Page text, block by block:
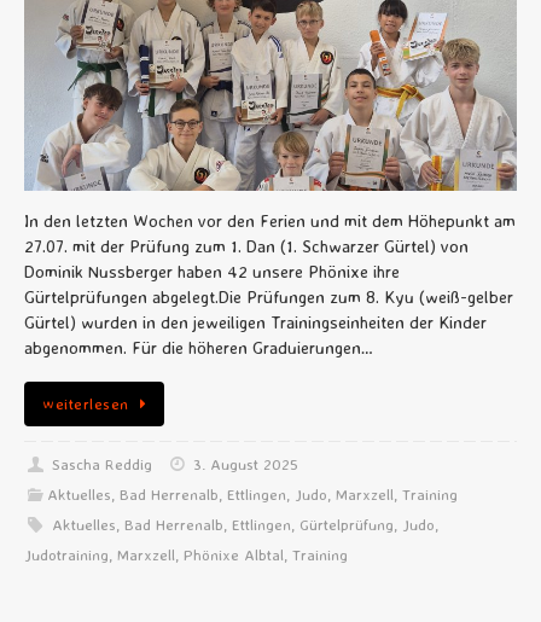
In den letzten Wochen vor den Ferien und mit dem Höhepunkt am
27.07. mit der Prüfung zum 1. Dan (1. Schwarzer Gürtel) von
Dominik Nussberger haben 42 unsere Phönixe ihre
Gürtelprüfungen abgelegt.Die Prüfungen zum 8. Kyu (weiß-gelber
Gürtel) wurden in den jeweiligen Trainingseinheiten der Kinder
abgenommen. Für die höheren Graduierungen…
weiterlesen
Sascha Reddig
3. August 2025
Aktuelles Bad Herrenalb Ettlingen Judo Marxzell Training
Aktuelles Bad Herrenalb Ettlingen Gürtelprüfung Judo
Judotraining Marxzell Phönixe Albtal Training